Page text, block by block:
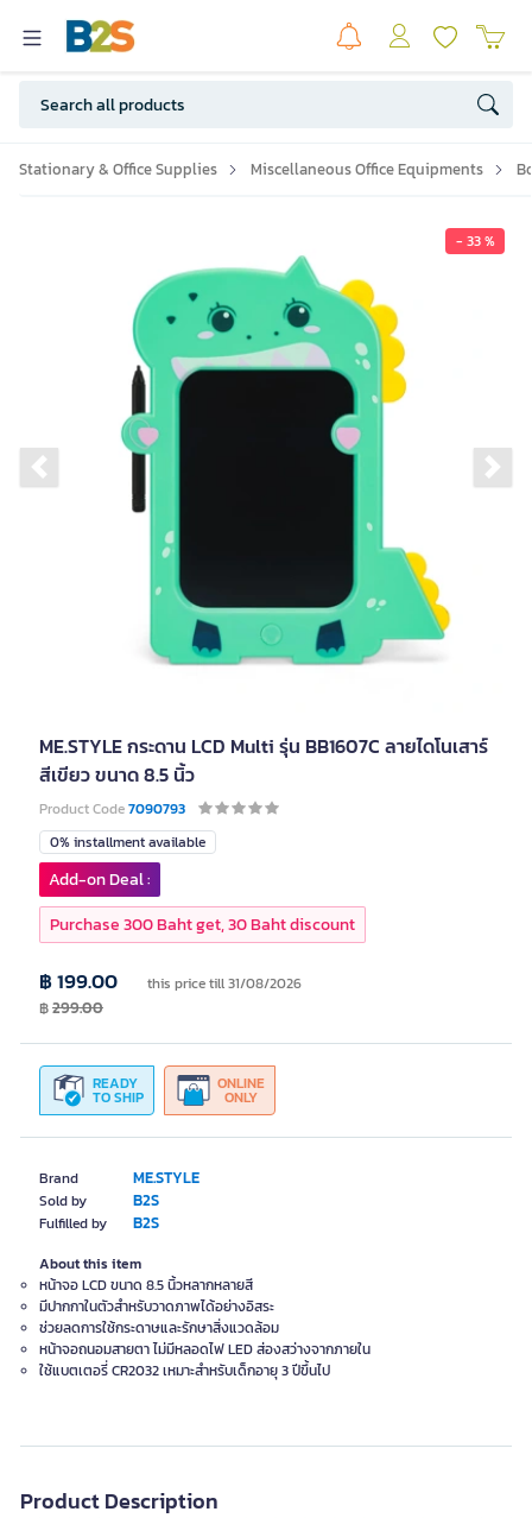
Stationary & Office Supplies Miscellaneous Office Equipments
- 33 %
Previous slide
ME.STYLE กระดาน LCD Multi รุ่น BB1607C ลายไดโนเสาร์
สีเขียว ขนาด 8.5 นิ้ว
Product Code7090793
Brand ME.STYLE
Sold by B2S
Fulfilled by B2S
0% installment available
READY
TO SHIP
ONLINE
ONLY
฿ 199.00 this price till 31/08/2026
฿299.00
Add-on Deal :
Purchase 300 Baht get, 30 Baht discount
About this item
หน้าจอ LCD ขนาด 8.5 นิ้วหลากหลายสี
มีปากกาในตัวสำหรับวาดภาพได้อย่างอิสระ
ช่วยลดการใช้กระดาษและรักษาสิ่งแวดล้อม
หน้าจอถนอมสายตา ไม่มีหลอดไฟ LED ส่องสว่างจากภายใน
ใช้แบตเตอรี่ CR2032 เหมาะสำหรับเด็กอายุ 3 ปีขึ้นไป
Product Description